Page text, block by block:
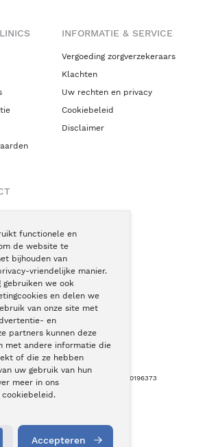
functionele en
de website te
bijhouden van
vriendelijke manier.
gebruiken we ook
en delen we
van onze site met
en
partners kunnen deze
met andere informatie die
of die ze hebben
uw gebruik van hun
meer in ons
Accepteren
INFORMATIE & SERVICE
Vergoeding zorgverzekeraars
Klachten
Uw rechten en privacy
Cookiebeleid
Disclaimer
Clinics 2026 KVK nummer: 30196373